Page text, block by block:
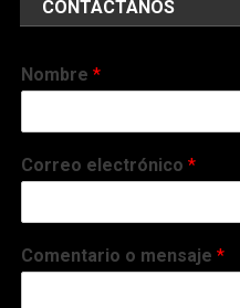
CONTÁCTANOS
Nombre*
Correo electrónico*
Comentario o mensaje*